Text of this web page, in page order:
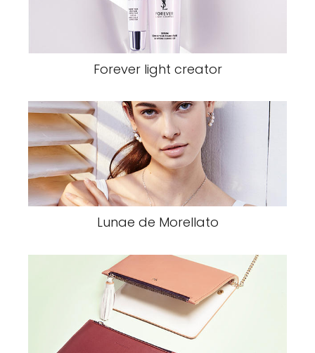
Forever light creator
Lunae de Morellato